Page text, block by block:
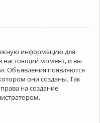
информацию для
настоящий момент, и вы
Объявления появляются
они созданы. Так
на создание